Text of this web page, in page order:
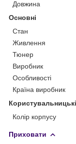
Довжина
Основні
Стан
Живлення
Тюнер
Виробник
Особливості
Країна виробник
Колір корпусу
Приховати